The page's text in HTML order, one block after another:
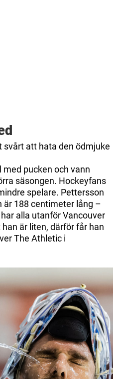
svårt att hata den ödmjuke
med pucken och vann
säsongen. Hockeyfans
spelare. Pettersson
188 centimeter lång –
alla utanför Vancouver
är liten, därför får han
The Athletic i